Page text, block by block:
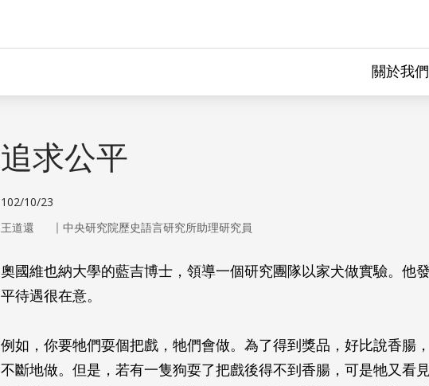
關於我們
追求公平
102/10/23
王道還 ｜ 中央研究院歷史語言研究所助理研究員
奧國維也納大學的藍吉博士，領導一個研究團隊以家犬做實驗。他
平待遇很在意。
例如，你要牠們耍個把戲，牠們會做。為了得到獎品，好比說香腸
不斷地做。但是，若有一隻狗耍了把戲後得不到香腸，可是牠又看